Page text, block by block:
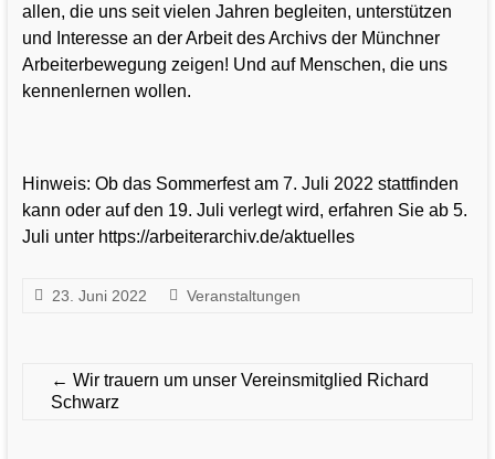
allen, die uns seit vielen Jahren begleiten, unterstützen
und Interesse an der Arbeit des Archivs der Münchner
Arbeiterbewegung zeigen! Und auf Menschen, die uns
kennenlernen wollen.
Hinweis: Ob das Sommerfest am 7. Juli 2022 stattfinden
kann oder auf den 19. Juli verlegt wird, erfahren Sie ab 5.
Juli unter https://arbeiterarchiv.de/aktuelles
23. Juni 2022 Veranstaltungen
← Wir trauern um unser Vereinsmitglied Richard
Schwarz